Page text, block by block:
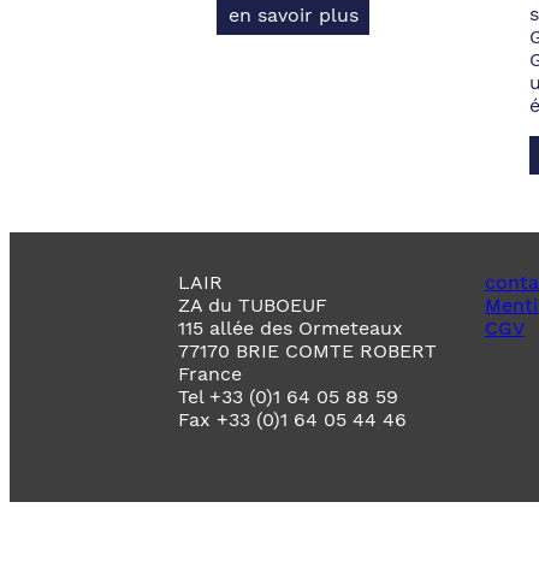
en savoir plus
LAIR
ZA du TUBOEUF
115 allée des Ormeteaux
77170 BRIE COMTE ROBERT
France
Tel +33 (0)1 64 05 88 59
Fax +33 (0)1 64 05 44 46
CGV